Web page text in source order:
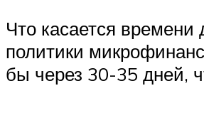
Что касается
политики
бы через 30-35 дней,